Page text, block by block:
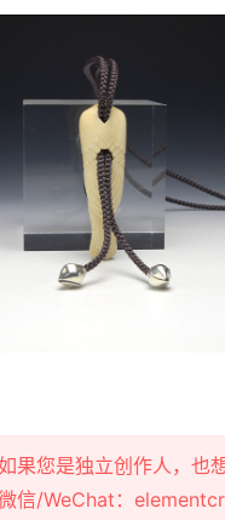
果您是独立创作人，也
信/WeChat：